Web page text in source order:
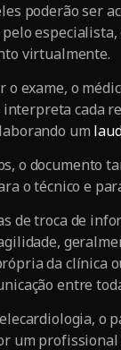
poderão ser
especialista,
virtualmente.
o exame, o
cada
um
o documento
o técnico e
de troca de
da clínica
entre
o
um profissional